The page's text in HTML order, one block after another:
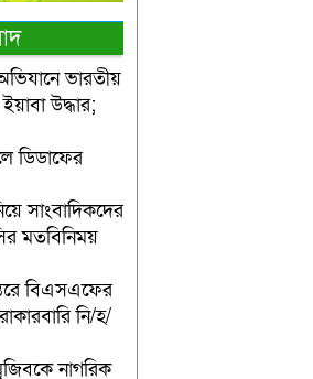
ভারতীয়
উদ্ধার;
ডিডাফের
সাংবাদিকদের
মতবিনিময়
বিএসএফের
নি/হ/
নাগরিক